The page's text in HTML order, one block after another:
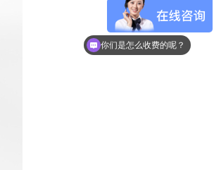
现在有优惠活动么？